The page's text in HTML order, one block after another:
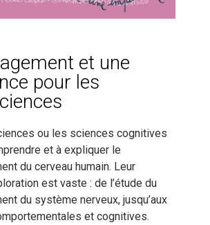
et une
pour les
ou les sciences cognitives
et à expliquer le
du cerveau humain. Leur
est vaste : de l’étude du
du système nerveux, jusqu’aux
et cognitives.